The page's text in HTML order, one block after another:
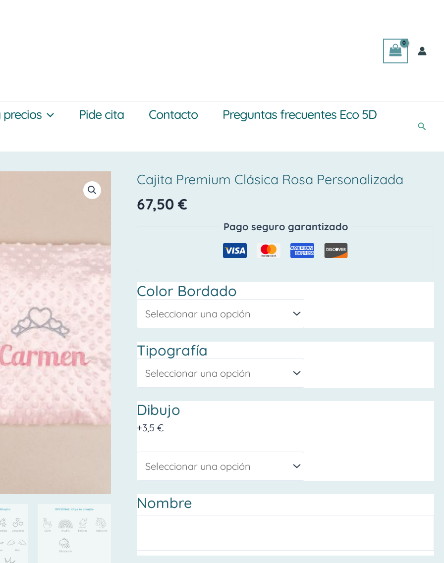
precios Pide cita Contacto
Preguntas frecuentes Eco 5D
Cajita Premium Clásica Rosa Personalizada
67,50€
Pago seguro garantizado
Color Bordado
Tipografía
Dibujo
+3,5 €
Nombre
Cajita
Premium
cantidad